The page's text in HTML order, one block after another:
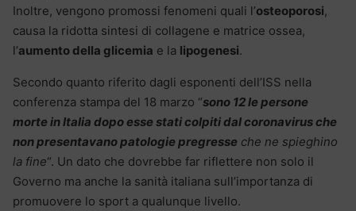
Inoltre, vengono promossi fenomeni quali l’osteoporosi,
causa la ridotta sintesi di collagene e matrice ossea,
l’aumento della glicemia e la lipogenesi.
Secondo quanto riferito dagli esponenti dell’ISS nella
conferenza stampa del 18 marzo “sono 12 le persone
morte in Italia dopo esse stati colpiti dal coronavirus che
non presentavano patologie pregresse che ne spieghino
la fine“. Un dato che dovrebbe far riflettere non solo il
Governo ma anche la sanità italiana sull’importanza di
promuovere lo sport a qualunque livello.